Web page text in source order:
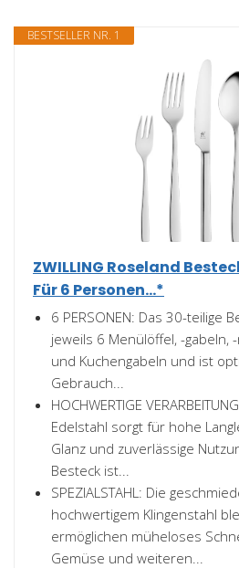
BESTSELLER NR. 1
ZWILLING Roseland
Für 6 Personen...*
6 PERSONEN: Das 30-teilige
jeweils 6 Menülöffel, -gabeln,
und Kuchengabeln und ist
Gebrauch...
HOCHWERTIGE
Edelstahl sorgt für hohe
Glanz und zuverlässige
Besteck ist...
SPEZIALSTAHL: Die
hochwertigem Klingenstahl
ermöglichen müheloses
Gemüse und weiteren...